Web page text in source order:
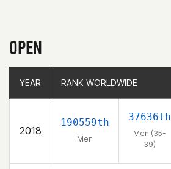
OPEN
YEAR RANK WORLDWIDE
2018
190559th
Men
37636th
Men (35-
39)
YEAR RANK WORLDWIDE